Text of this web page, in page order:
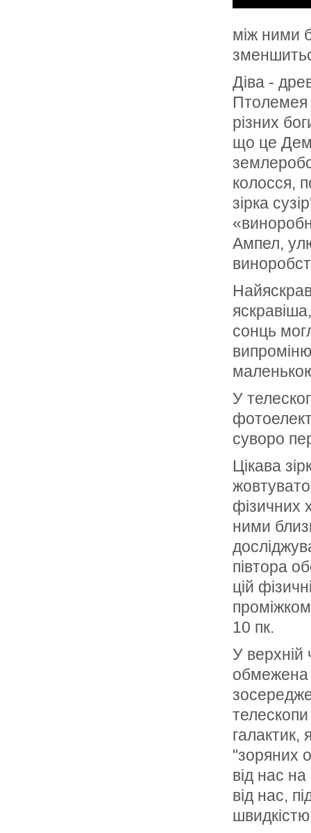
між ними
Діва -
Птолемея
різних
що це
колосся,
зірка
Ампел,
сонць
У
суворо
Цікава
фізичних
ними
півтора
цій
10 пк.
У верхній
обмежена
галактик,
"зоряних
від нас
від нас,